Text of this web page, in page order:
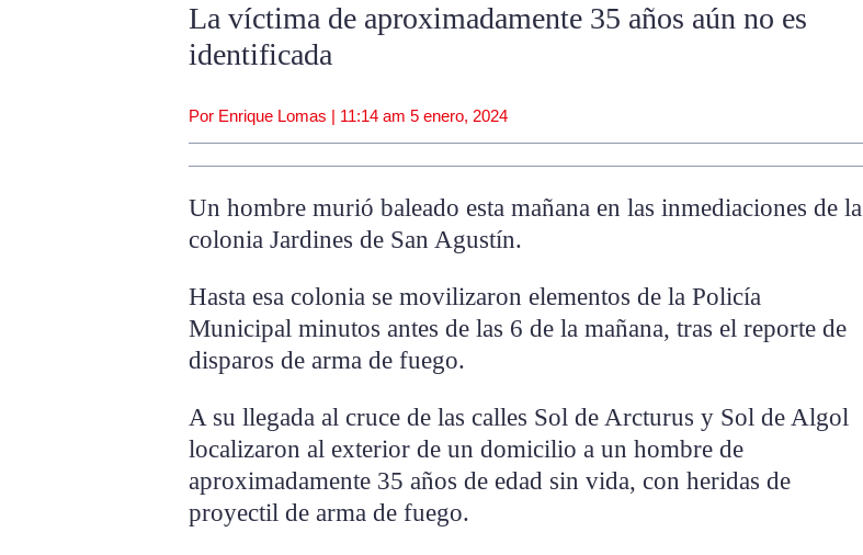
La víctima de aproximadamente 35 años aún no es
identificada
Por Enrique Lomas | 11:14 am 5 enero, 2024
Un hombre murió baleado esta mañana en las inmediaciones de la
colonia Jardines de San Agustín.
Hasta esa colonia se movilizaron elementos de la Policía
Municipal minutos antes de las 6 de la mañana, tras el reporte de
disparos de arma de fuego.
A su llegada al cruce de las calles Sol de Arcturus y Sol de Algol
localizaron al exterior de un domicilio a un hombre de
aproximadamente 35 años de edad sin vida, con heridas de
proyectil de arma de fuego.